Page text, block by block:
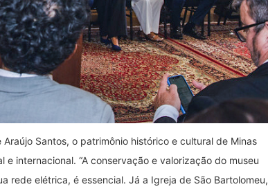
Santos, o patrimônio histórico e cultural de Minas
internacional. “A conservação e valorização do museu
rede elétrica, é essencial. Já a Igreja de São Bartolomeu,